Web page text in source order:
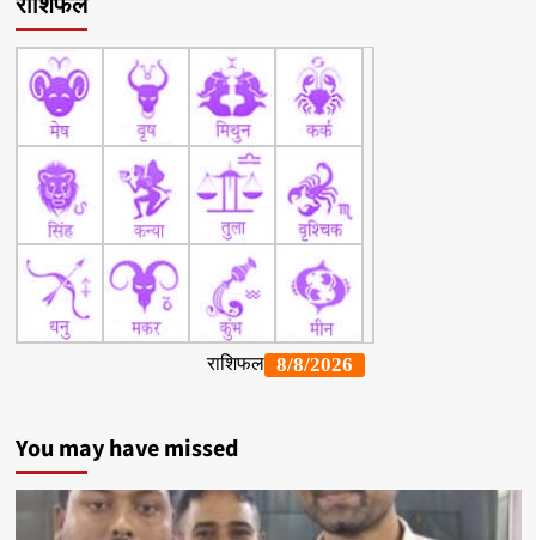
You may have missed